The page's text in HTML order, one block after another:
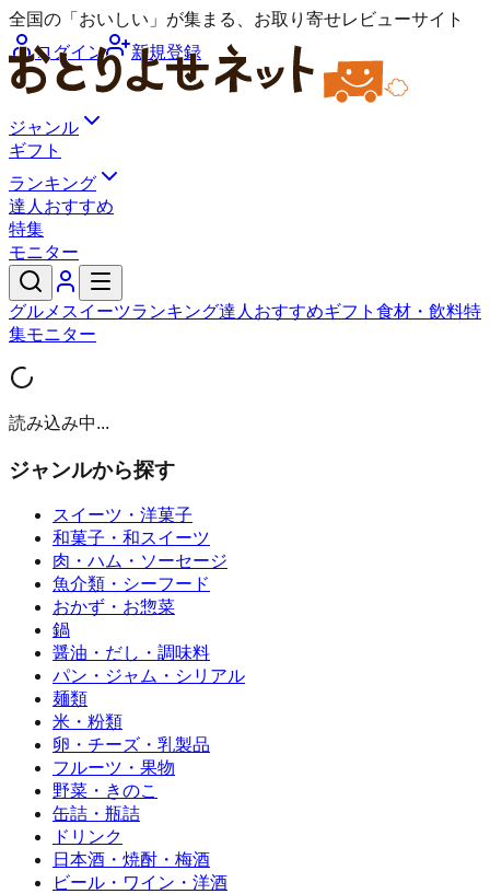
全国の「おいしい」が集まる、お取り寄せレビューサイト
ログイン
新規登録
ジャンル
ギフト
ランキング
達人おすすめ
特集
モニター
グルメ スイーツランキング達人おすすめギフト 食材・飲料特
集モニター
読み込み中...
ジャンルから探す
スイーツ・洋菓子
和菓子・和スイーツ
肉・ハム・ソーセージ
魚介類・シーフード
おかず・お惣菜
鍋
醤油・だし・調味料
パン・ジャム・シリアル
麺類
米・粉類
卵・チーズ・乳製品
フルーツ・果物
野菜・きのこ
缶詰・瓶詰
ドリンク
日本酒・焼酎・梅酒
ビール・ワイン・洋酒